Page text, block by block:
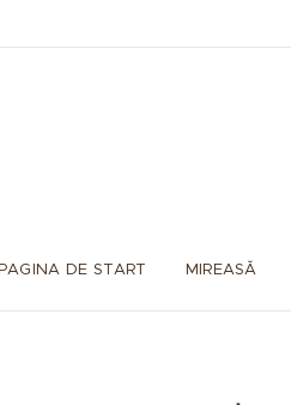
DE START MIREASĂ